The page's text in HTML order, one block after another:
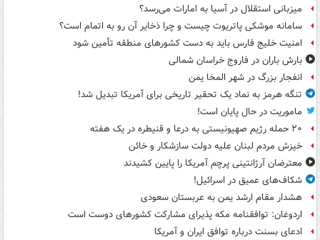
میزبانی استقلال در آسیا به امارات می‌رسد؟
سامانه موشکی پاتریوت چیست و چرا ذخایر آن رو به اتمام است؟
امنیت خلیج فارس باید به دست کشورهای منطقه تأمین شود
بارش باران در فاروج خراسان شمالی
انفجار بزرگ در شهر المخا یمن
تنگه هرمز به نماد یک تحقیر تاریخی برای آمریکا تبدیل شد!
ماموریت در حال پایان است!
۲۰ حمله رژیم صهیونیستی به درعا و قنیطره در یک هفته
خیزش مردم لبنان علیه دولت سازشکار و خائن
معترضان آرژانتینی پرچم آمریکا را پایین کشیدند
شکاف‌های عمیق در اسرائیل!
هشدار مقام ارشد یمن به عربستان سعودی
اردوغان: توافقنامه مکه پذیرای مشارکت کشورهای دوست است
ادعای بسنت درباره توافق ایران و آمریکا